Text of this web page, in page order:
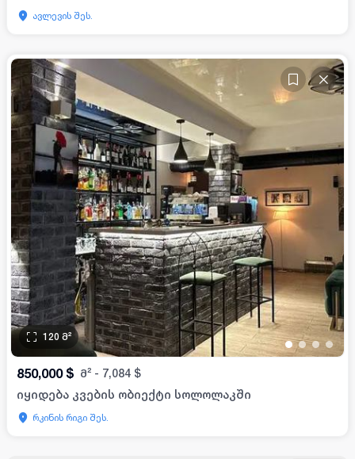
ავლევის შეს.
••••
120 მ²
850,000 $ მ² - 7,084 $
იყიდება კვების ობიექტი სოლოლაკში
რკინის რიგი შეს.